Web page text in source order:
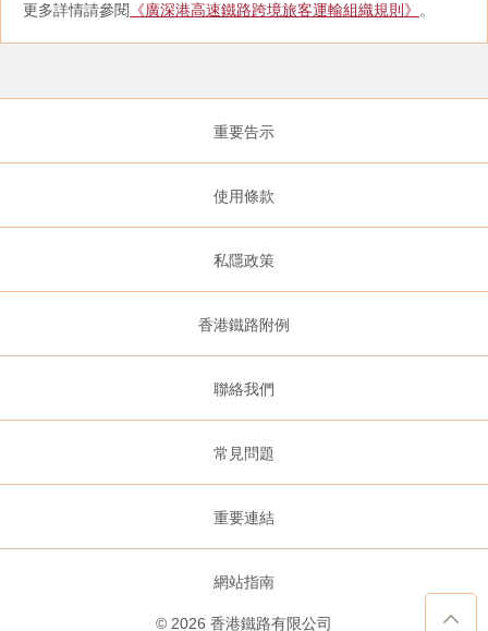
更多詳情請參閱 《廣深港高速鐵路跨境旅客運輸組織規則》 。
重要告示
使用條款
私隱政策
香港鐵路附例
聯絡我們
常見問題
重要連結
網站指南
© 2026 香港鐵路有限公司